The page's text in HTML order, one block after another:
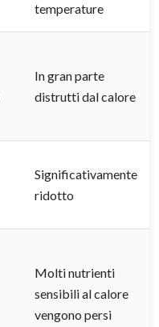
temperature
In gran parte
distrutti dal calore
Significativamente
ridotto
Molti nutrienti
sensibili al calore
vengono persi